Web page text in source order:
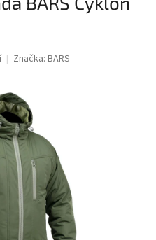
Značka: BARS